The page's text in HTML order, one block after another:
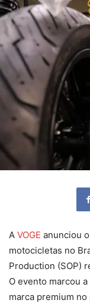
A VOGE anunciou
motocicletas no
Production (SOP)
O evento marcou
marca premium